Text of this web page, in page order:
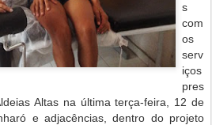
s
com
os
serv
iços
pres
Altas na última terça-feira, 12 de
e adjacências, dentro do projeto